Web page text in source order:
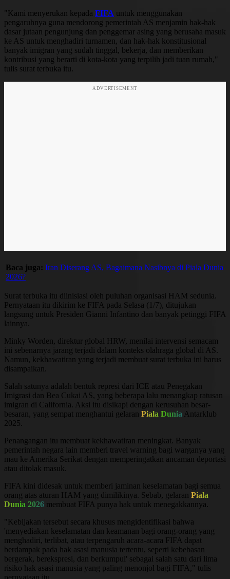
"Kami menyerukan kepada FIFA untuk menggunakan
pengaruhnya guna mendorong pemerintah AS menjamin hak-hak
dasar jutaan pengunjung dan penggemar asing yang berusaha masuk
ke AS untuk menghadiri turnamen, dan hak-hak konstitusional
banyak imigran yang sudah tinggal, bekerja, dan memberikan
kontribusi yang berarti di kota-kota yang terpilih jadi tuan rumah,"
tulis surat terbuka itu.
ADVERTISEMENT
Baca juga: Iran Diserang AS, Bagaimana Nasibnya di Piala Dunia
2026?
Surat terbuka itu diinisiasi oleh puluhan organisasi HAM sedunia.
Pernyataan itu dikirim ke FIFA pada Selasa (1/7), ditujukan
langsung untuk Presiden Gianni Infantino dan banyak petinggi FIFA
lainnya.
Minky Worden, direktur global HRW, menilai intervensi semacam
ini sebenarnya jarang terjadi dalam konteks olahraga global di AS.
Namun, kekhawatiran yang terjadi membuat surat terbuka ini harus
disampaikan.
Salah satunya adalah bentuk represi dari ICE atau Penegakan
Imigrasi dan Bea Cukai AS, yang beberapa lalu menangkap ratusan
imigran di California. Aksi itu disikapi dengan kerusuhan besar-
besaran, yang sempat menghantui gelaran Piala Dunia Antarklub
2025.
Penangangan itu membuat kekhawatiran meningkat. Banyak
pemerintah negara lain memberi travel warning bagi warganya yang
mau ke Amerika Serikat dengan memperingatkan ancaman deportasi
atau ditolak masuk.
FIFA kini didesak untuk memberi jaminan keselamatan bagi semua
orang atas aturan HAM yang dimilikinya. Sebab, gelaran Piala
Dunia 2026 membuat FIFA punya hak untuk menegakkannya.
"Kebijakan tersebut secara khusus mengidentifikasi bahwa
'menyediakan keselamatan dan keamanan bagi orang-orang yang
menghadiri, terlibat, atau terpengaruh acara-acara FIFA dapat
berdampak pada hak asasi manusia tertentu, seperti kebebasan
bergerak, berekspresi, dan berkumpul' sebagai salah satu dari lima
risiko hak asasi manusia yang paling menonjol bagi FIFA," tulis
pernyataan itu.